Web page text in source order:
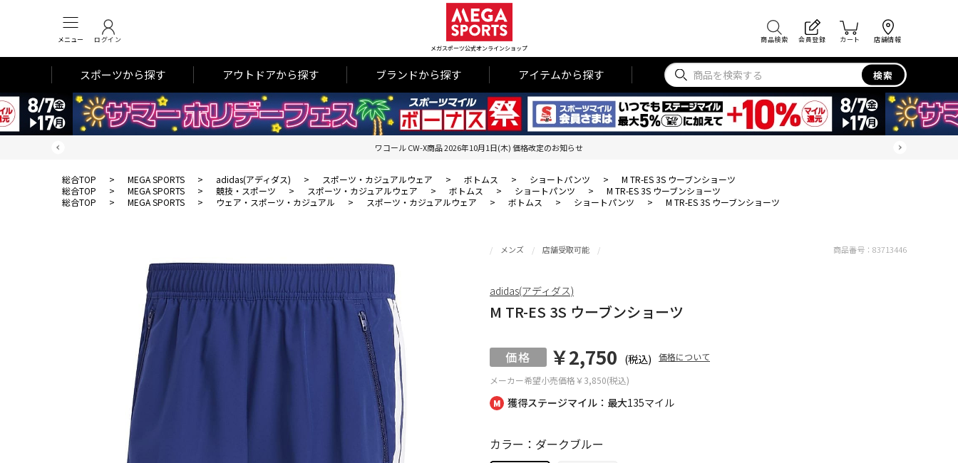
メニュー ログイン
メガスポーツ公式オンラインショップ
商品検索 会員登録 カート 店舗情報
スポーツから探す アウトドアから探す ブランドから探す アイテムから探す 検索
ワコール CW-X商品 2026年10月1日(木) 価格改定のお知らせ
総合TOP > MEGA SPORTS > adidas(アディダス) > スポーツ・カジュアルウェア > ボトムス > ショートパンツ >
M TR-ES 3S ウーブンショーツ
総合TOP
> MEGA SPORTS > 競技・スポーツ > スポーツ・カジュアルウェア > ボトムス > ショートパンツ >
M TR-ES 3S ウーブンショーツ
総合TOP
> MEGA SPORTS > ウェア・スポーツ・カジュアル > スポーツ・カジュアルウェア > ボトムス > ショートパンツ > M TR-ES 3S ウーブンショーツ
獲得ステージマイル：最大135マイル
メンズ 店舗受取可能
M TR-ES 3S ウーブンショーツ
メーカー希望小売価格￥3,850(税込)
￥2,750 (税込) 価格について
カラー：ダークブルー
商品番号： 83713446
adidas(アディダス)